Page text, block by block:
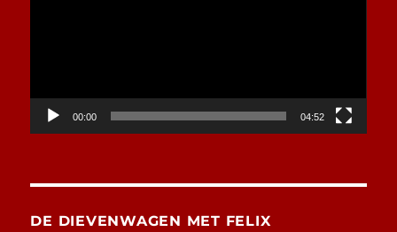
00:00 04:52
DE DIEVENWAGEN MET FELIX